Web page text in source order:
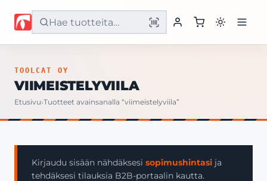
Etusivu
Yritys
TOOLCAT OY
VIIMEISTELYVIILA
Etusivu›Tuotteet avainsanalla “viimeistelyviila”
Kirjaudu sisään nähdäksesi sopimushintasi ja
tehdäksesi tilauksia B2B-portaalin kautta.